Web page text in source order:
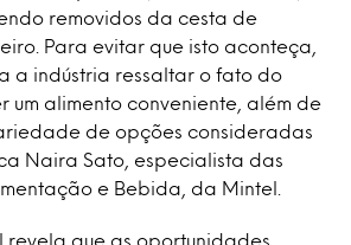
removidos da cesta de
Para evitar que isto aconteça,
a indústria ressaltar o fato do
um alimento conveniente, além de
de opções consideradas
Naira Sato, especialista das
e Bebida, da Mintel.
revela que as oportunidades